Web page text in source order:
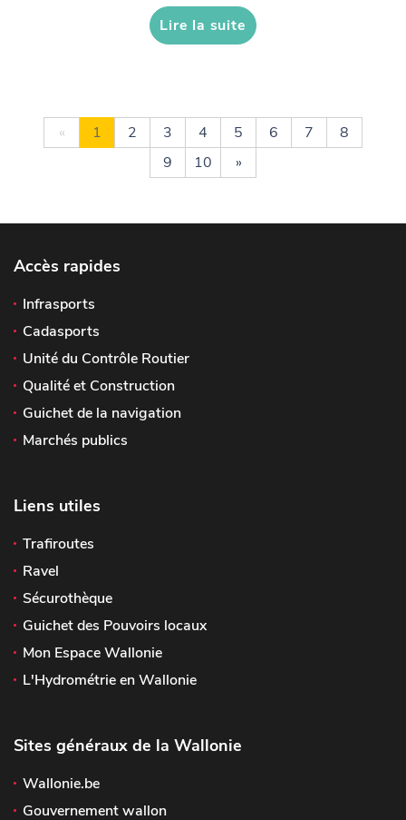
Lire la suite
« 1 2 3 4 5 6 7
8
9
10 »
Accès rapides
Infrasports
Cadasports
Unité du Contrôle Routier
Qualité et Construction
Guichet de la navigation
Marchés publics
Liens utiles
Trafiroutes
Ravel
Sécurothèque
Guichet des Pouvoirs locaux
Mon Espace Wallonie
L'Hydrométrie en Wallonie
Sites généraux de la Wallonie
Wallonie.be
Gouvernement wallon